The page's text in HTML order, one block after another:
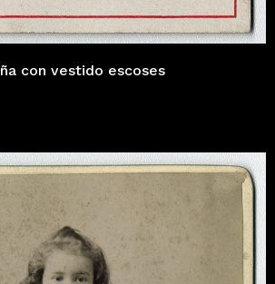
con vestido escoses